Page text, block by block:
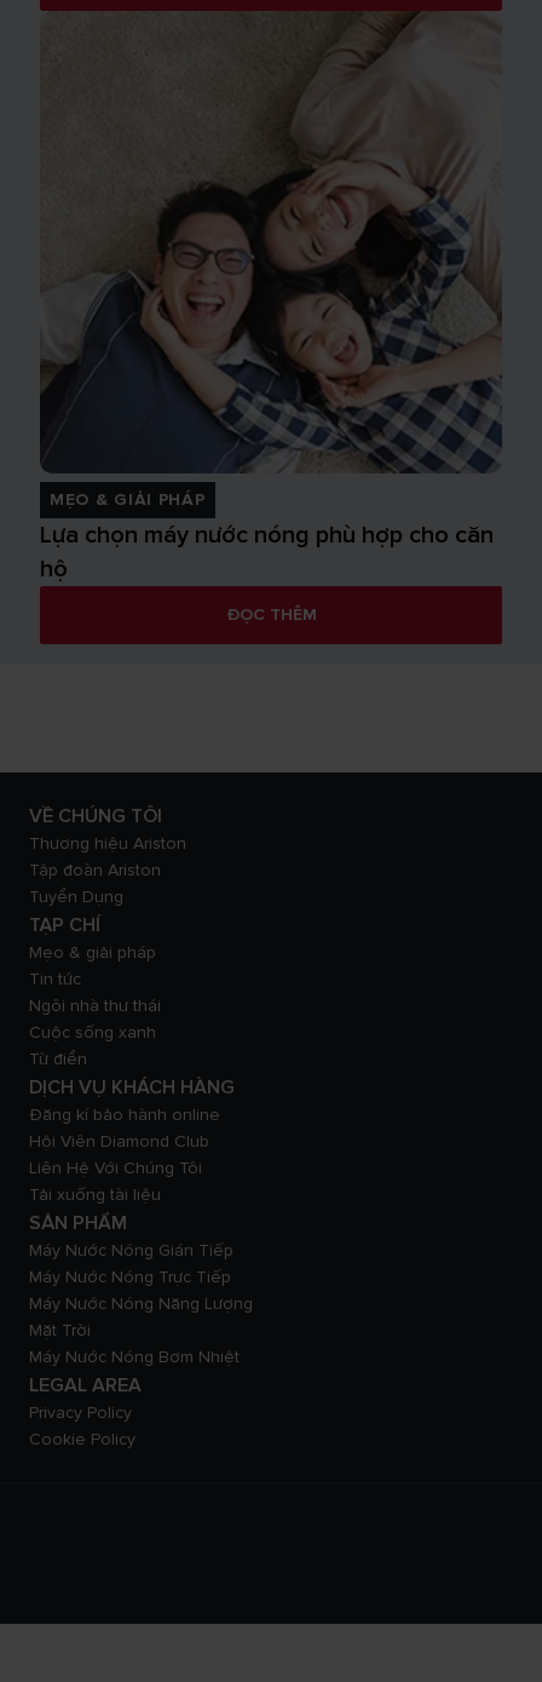
MẸO & GIẢI PHÁP
Lựa chọn máy nước nóng phù hợp cho căn
hộ
ĐỌC THÊM
VỀ CHÚNG TÔI
Thương hiệu Ariston
Tập đoàn Ariston
Tuyển Dụng
TẠP CHÍ
Mẹo & giải pháp
Tin tức
Ngôi nhà thư thái
Cuộc sống xanh
Từ điển
DỊCH VỤ KHÁCH HÀNG
Đăng kí bảo hành online
Hội Viên Diamond Club
Liên Hệ Với Chúng Tôi
Tải xuống tài liệu
SẢN PHẨM
Máy Nước Nóng Gián Tiếp
Máy Nước Nóng Trực Tiếp
Máy Nước Nóng Năng Lượng
Mặt Trời
Máy Nước Nóng Bơm Nhiệt
LEGAL AREA
Privacy Policy
Cookie Policy